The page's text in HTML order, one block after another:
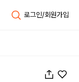
로그인/회원가입